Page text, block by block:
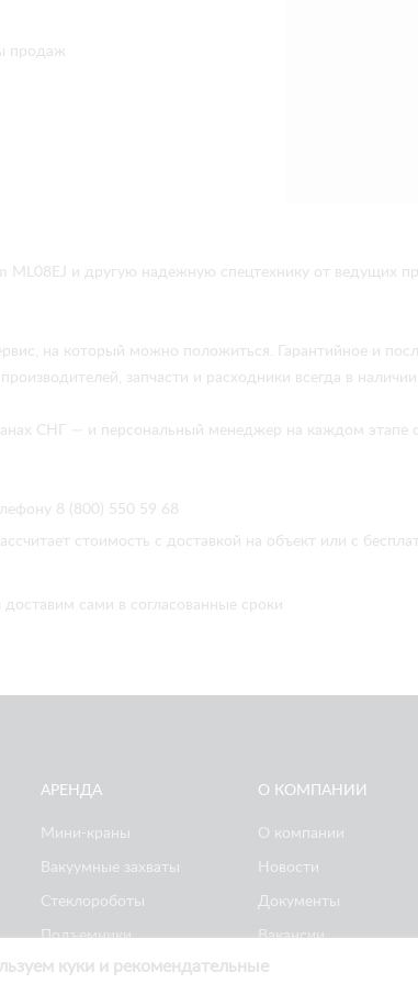
продаж
ML08EJ и другую надежную спецтехнику от ведущих
на который можно положиться. Гарантийное и
запчасти и расходники всегда в
СНГ — и персональный менеджер на каждом этапе
8 (800) 550 59 68
стоимость с доставкой на объект или с
сами в согласованные сроки
АРЕНДА
Мини-краны
Вакуумные захваты
Стеклороботы
Подъемники
Ножничные
О КОМПАНИИ
О компании
Новости
Документы
Вакансии
Реквизиты
куки и рекомендательные